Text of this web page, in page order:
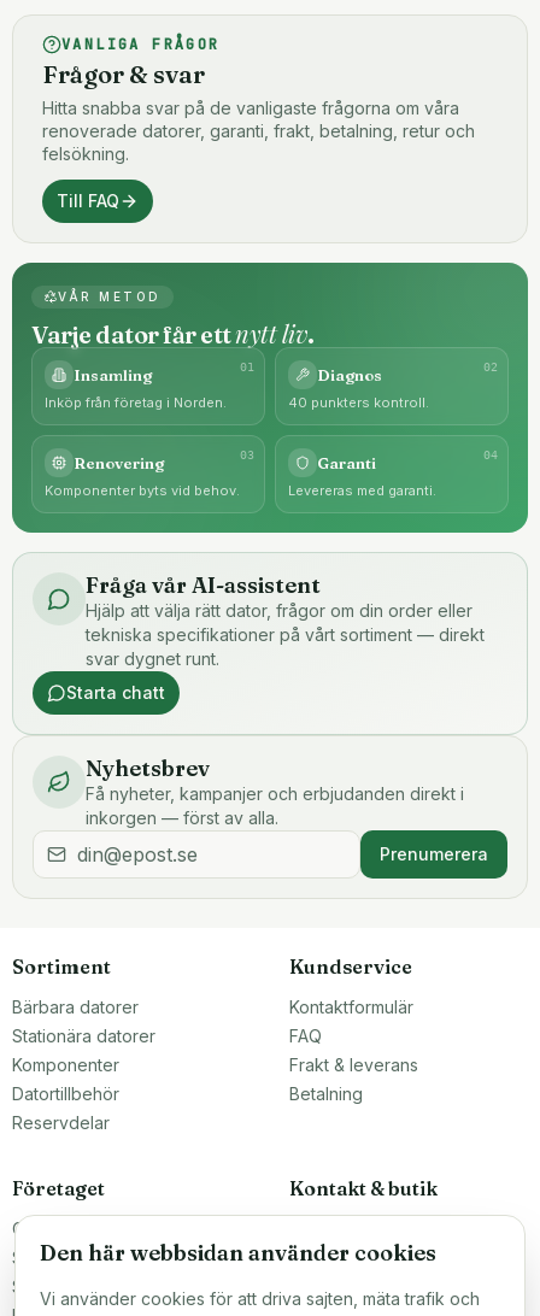
VANLIGA FRÅGOR
Frågor & svar
Hitta snabba svar på de vanligaste frågorna om våra
renoverade datorer, garanti, frakt, betalning, retur och
felsökning.
Till FAQ
VÅR METOD
Varje dator får ettnytt liv.
01
Insamling
Inköp från företag i Norden.
02
Diagnos
40 punkters kontroll.
03
Renovering
Komponenter byts vid behov.
04
Garanti
Levereras med garanti.
Fråga vår AI-assistent
Hjälp att välja rätt dator, frågor om din order eller
tekniska specifikationer på vårt sortiment — direkt
svar dygnet runt.
Starta chatt
Nyhetsbrev
Få nyheter, kampanjer och erbjudanden direkt i
inkorgen — först av alla.
Prenumerera
Sortiment
Bärbara datorer
Stationära datorer
Komponenter
Datortillbehör
Reservdelar
Kundservice
Kontaktformulär
FAQ
Frakt & leverans
Betalning
Företaget
Om oss
Större inköp?
Sälj till oss
Kontakt & butik
Malmö, Sverige
Den här webbsidan använder cookies
Vi använder cookies för att driva sajten, mäta trafik och